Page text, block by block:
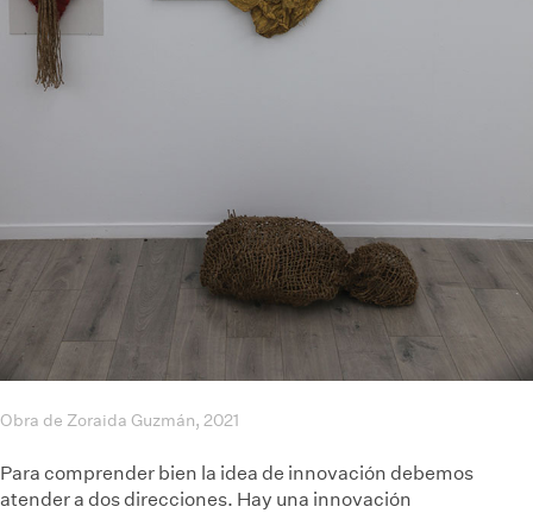
Obra de Zoraida Guzmán, 2021
Para comprender bien la idea de innovación debemos
atender a dos direcciones. Hay una innovación